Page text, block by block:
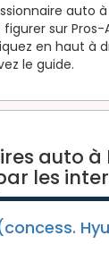
auto à
sur
en haut à
le guide.
auto à
les